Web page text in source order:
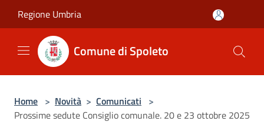
Regione Umbria
Comune di Spoleto
Home > Novità > Comunicati >
Prossime sedute Consiglio comunale. 20 e 23 ottobre 2025